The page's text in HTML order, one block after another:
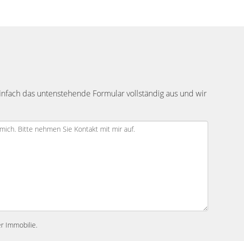
das untenstehende Formular vollständig aus und wir
Immobilie.